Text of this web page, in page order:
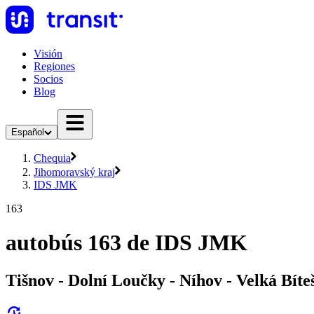
Visión
Regiones
Socios
Blog
Español
Chequia
Jihomoravský kraj
IDS JMK
163
autobús 163 de IDS JMK
Tišnov - Dolní Loučky - Níhov - Velká